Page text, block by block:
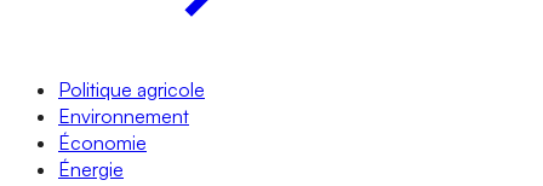
Politique agricole
Environnement
Économie
Énergie